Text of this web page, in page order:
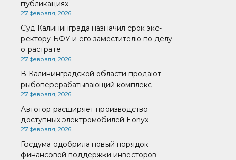
публикациях
27 февраля, 2026
Суд Калининграда назначил срок экс-
ректору БФУ и его заместителю по делу
о растрате
27 февраля, 2026
В Калининградской области продают
рыбоперерабатывающий комплекс
27 февраля, 2026
Автотор расширяет производство
доступных электромобилей Eonyx
27 февраля, 2026
Госдума одобрила новый порядок
финансовой поддержки инвесторов